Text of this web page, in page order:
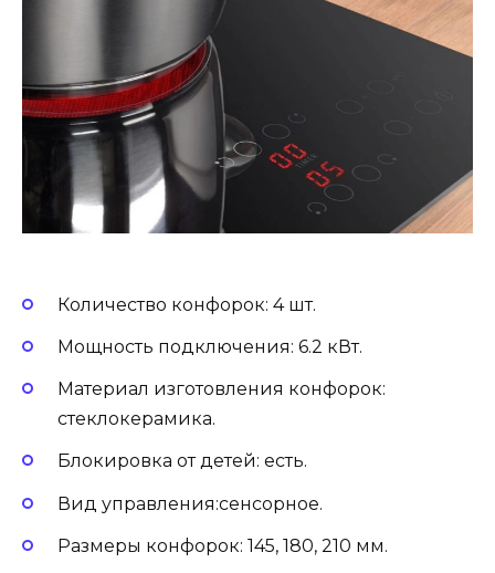
Количество конфорок: 4 шт.
Мощность подключения: 6.2 кВт.
Материал изготовления конфорок:
стеклокерамика.
Блокировка от детей: есть.
Вид управления:сенсорное.
Размеры конфорок: 145, 180, 210 мм.